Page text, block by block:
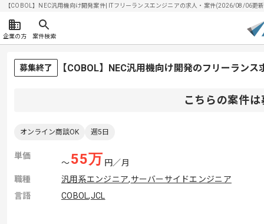
【COBOL】NEC汎用機向け開発案件| ITフリーランスエンジニアの求人・案件(2026/08/06更
企業の方 案件検索
募集終了 【COBOL】NEC汎用機向け開発のフリーランス
こちらの案件
オンライン商談OK 週5日
単価
〜55万 円／月
職種
汎用系エンジニア,サーバーサイドエンジニア
言語
COBOL,JCL